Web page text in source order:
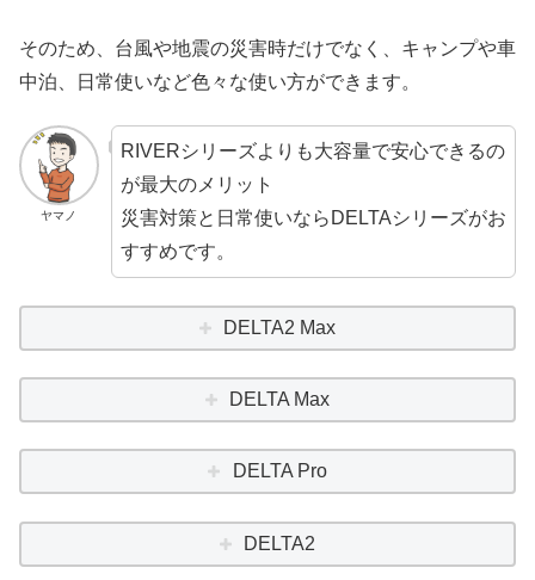
そのため、台風や地震の災害時だけでなく、キャンプや車
中泊、日常使いなど色々な使い方ができます。
ヤマノ
RIVERシリーズよりも大容量で安心できるの
が最大のメリット
災害対策と日常使いならDELTAシリーズがお
すすめです。
DELTA2 Max
DELTA Max
DELTA Pro
DELTA2